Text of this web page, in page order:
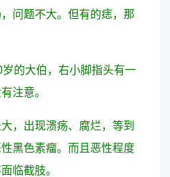
问题不大。但有的痣，那
的大伯，右小脚指头有一
注意。
，出现溃疡、腐烂，等到
性黑色素瘤。而且恶性程度
临截肢。